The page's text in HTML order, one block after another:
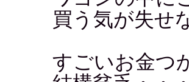
買う気が失せ
すごいお金つ